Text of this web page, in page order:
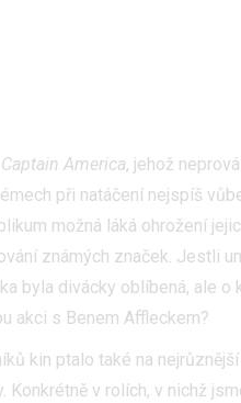
Captain America, jehož
při natáčení nejspíš
možná láká ohrožení
známých značek. Jestli
byla divácky oblíbená, ale o
akci s Benem Affleckem?
kin ptalo také na
Konkrétně v rolích, v nichž